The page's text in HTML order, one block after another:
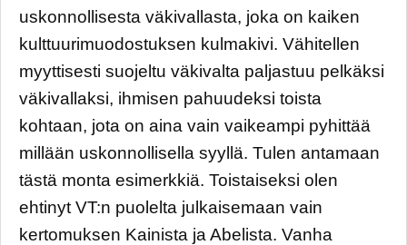
uskonnollisesta väkivallasta, joka on kaiken
kulttuurimuodostuksen kulmakivi. Vähitellen
myyttisesti suojeltu väkivalta paljastuu pelkäksi
väkivallaksi, ihmisen pahuudeksi toista
kohtaan, jota on aina vain vaikeampi pyhittää
millään uskonnollisella syyllä. Tulen antamaan
tästä monta esimerkkiä. Toistaiseksi olen
ehtinyt VT:n puolelta julkaisemaan vain
kertomuksen Kainista ja Abelista. Vanha